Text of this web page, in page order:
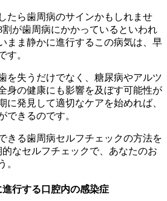
たら歯周病のサインかもしれませ
が歯周病にかかっているといわれ
まま静かに進行するこの病気は、早
す。
を失うだけでなく、糖尿病やアルツ
身の健康にも影響を及ぼす可能性が
に発見して適切なケアを始めれば、
できるのです。
きる歯周病セルフチェックの方法を
なセルフチェックで、あなたのお
。
行する口腔内の感染症